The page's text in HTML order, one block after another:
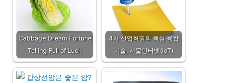
Cabbage Dream Fortune
Telling Full of Luck
4차 산업혁명의 핵심 융합
기술, 사물인터넷(IoT)